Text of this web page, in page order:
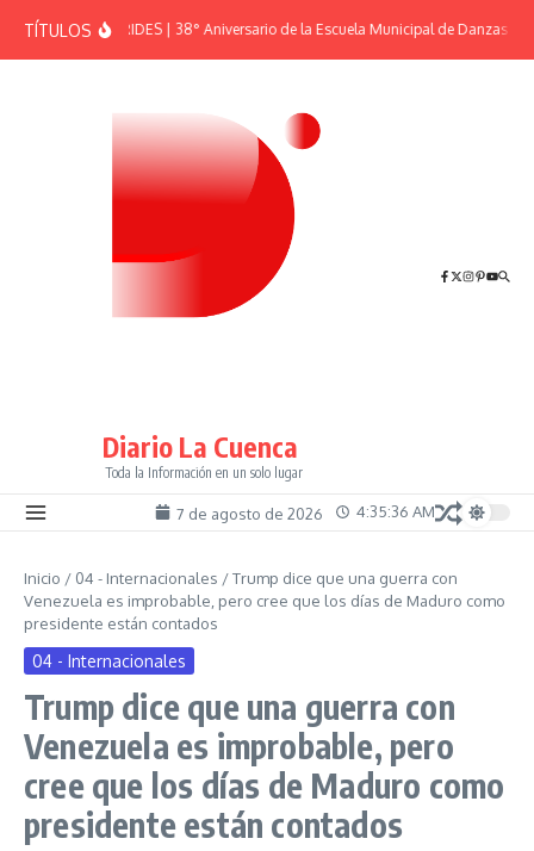
TÍTULOSEFEMÉRIDES | 38° Aniversario de la Escuela Municipal de Danzas “El
Diario La Cuenca
Toda la Información en un solo lugar
7 de agosto de 2026 4:35:36 AM
Inicio / 04 - Internacionales /Trump dice que una guerra con
Venezuela es improbable, pero cree que los días de Maduro como
presidente están contados
04 - Internacionales
Trump dice que una guerra con
Venezuela es improbable, pero
cree que los días de Maduro como
presidente están contados